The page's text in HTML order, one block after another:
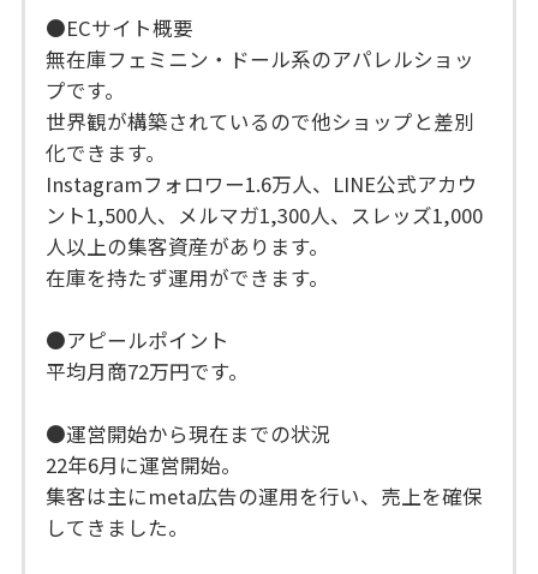
●ECサイト概要
無在庫フェミニン・ドール系のアパレルショッ
プです。
世界観が構築されているので他ショップと差別
化できます。
Instagramフォロワー1.6万人、LINE公式アカウ
ント1,500人、メルマガ1,300人、スレッズ1,000
人以上の集客資産があります。
在庫を持たず運用ができます。
●アピールポイント
平均月商72万円です。
●運営開始から現在までの状況
22年6月に運営開始。
集客は主にmeta広告の運用を行い、売上を確保
してきました。